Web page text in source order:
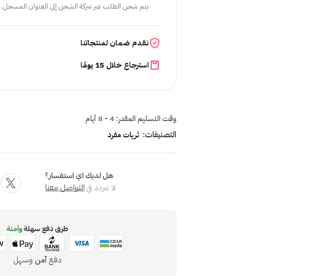
يتم شحن الطلب عبر شركة الشحن إلى العنوان المسجل.
نقدم ضمان لمنتجاتنا
استرجاع خلال 15 يومًا
وقت التسليم المقدر:4 - 8 أيام
التصنيفات: ثريات مفرد
هل لديك اي استفسار؟
لا تتردد فيالتواصل معنا
طرق دفع سهلةوآمنة
دفعآمنوسهل